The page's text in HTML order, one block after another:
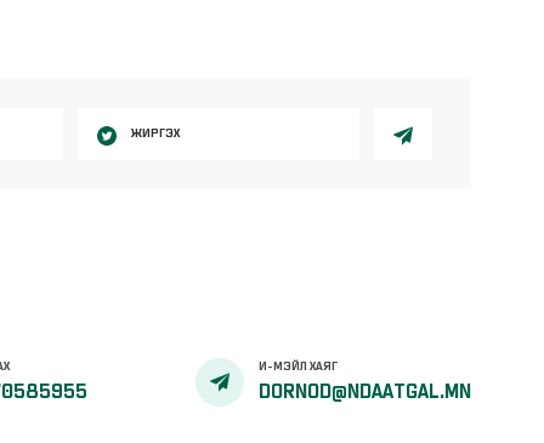
ЖИРГЭХ
И-МЭЙЛ ХАЯГ
DORNOD@NDAATGAL.MN